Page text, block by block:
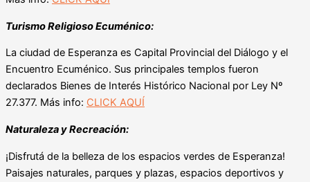
Turismo Religioso Ecuménico:
La ciudad de Esperanza es Capital Provincial del Diálogo y el
Encuentro Ecuménico. Sus principales templos fueron
declarados Bienes de Interés Histórico Nacional por Ley Nº
27.377. Más info: CLICK AQUÍ
Naturaleza y Recreación:
¡Disfrutá de la belleza de los espacios verdes de Esperanza!
Paisajes naturales, parques y plazas, espacios deportivos y